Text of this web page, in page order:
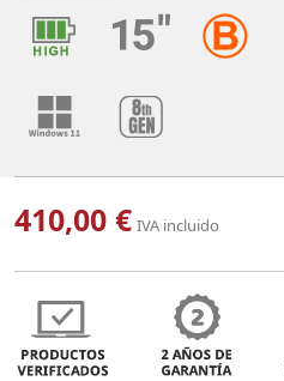
410,00 € IVA incluido